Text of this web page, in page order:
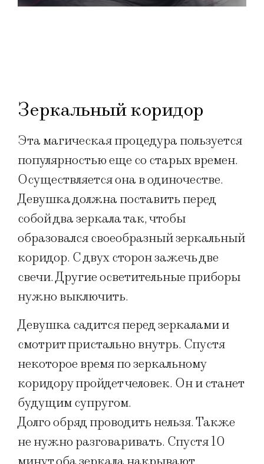
Зеркальный коридор
Эта магическая процедура пользуется
популярностью еще со старых времен.
Осуществляется она в одиночестве.
Девушка должна поставить перед
собой два зеркала так, чтобы
образовался своеобразный зеркальный
коридор. С двух сторон зажечь две
свечи. Другие осветительные приборы
нужно выключить.
Девушка садится перед зеркалами и
смотрит пристально внутрь. Спустя
некоторое время по зеркальному
коридору пройдет человек. Он и станет
будущим супругом.
Долго обряд проводить нельзя. Также
не нужно разговаривать. Спустя 10